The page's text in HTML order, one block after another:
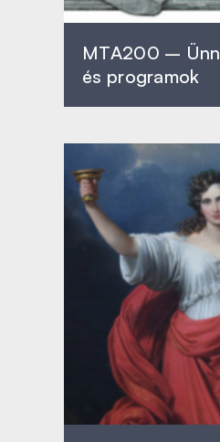
MTA200 –
és programok